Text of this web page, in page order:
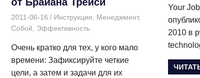
2011-06-16 Дмитрий
Инструкции Менеджмент,
Собой
Эффективность
Очень кратко для тех, у кого мало
времени: Зафиксируйте четкие
цели, а затем и задачи для их
Your
2010 в